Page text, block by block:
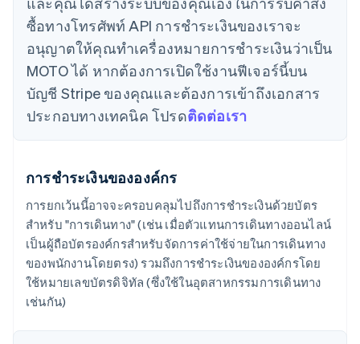
ซื้อทางโทรศัพท์ API การชำระเงินของเราจะ
อนุญาตให้คุณทำเครื่องหมายการชำระเงินว่าเป็น
MOTO ได้ หากต้องการเปิดใช้งานฟีเจอร์นี้บน
บัญชี Stripe ของคุณและต้องการเข้าถึงเอกสาร
ประกอบทางเทคนิค โปรดติดต่อเรา
การชำระเงินขององค์กร
การยกเว้นนี้อาจจะครอบคลุมไปถึงการชำระเงินด้วยบัตร
สำหรับ "การเดินทาง" (เช่น เมื่อตัวแทนการเดินทางออนไลน์
เป็นผู้ถือบัตรองค์กรสำหรับจัดการค่าใช้จ่ายในการเดินทาง
ของพนักงานโดยตรง) รวมถึงการชำระเงินขององค์กรโดย
ใช้หมายเลขบัตรดิจิทัล (ซึ่งใช้ในอุตสาหกรรมการเดินทาง
เช่นกัน)